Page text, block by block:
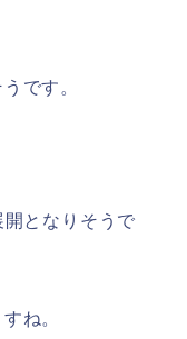
です。
となりそうで
ね。